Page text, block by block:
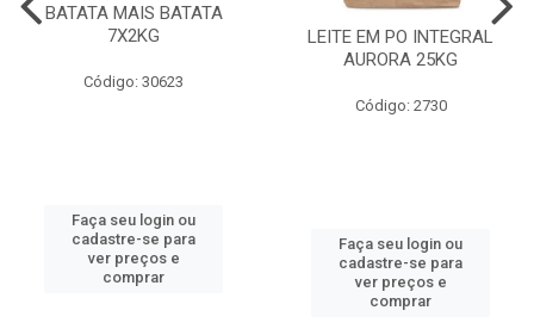
BATATA MAIS BATATA
7X2KG
Código: 30623
Faça seu login ou
cadastre-se para
ver preços e
comprar
LEITE EM PO INTEGRAL
AURORA 25KG
Código: 2730
Faça seu login ou
cadastre-se para
ver preços e
comprar